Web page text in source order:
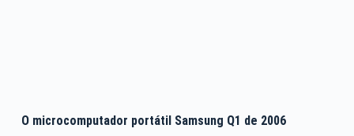
O microcomputador portátil Samsung Q1 de 2006